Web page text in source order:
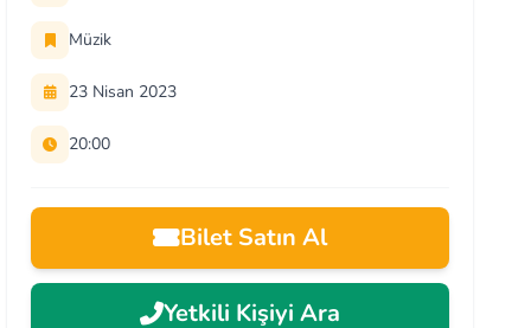
Müzik
23 Nisan 2023
20:00
Bilet Satın Al
Yetkili Kişiyi Ara